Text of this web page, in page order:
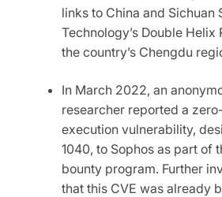
links to China and Sichuan
Technology’s Double Helix
the country’s Chengdu
In March 2022, an
researcher reported a
execution vulnerability,
1040, to Sophos as part of
bounty program. Further
that this CVE was already